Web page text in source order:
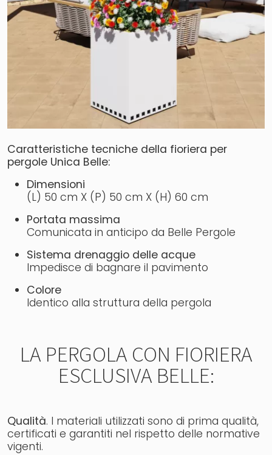
Caratteristiche tecniche della fioriera per
pergole Unica Belle:
Dimensioni
(L) 50 cm X (P) 50 cm X (H) 60 cm
Portata massima
Comunicata in anticipo da Belle Pergole
Sistema drenaggio delle acque
Impedisce di bagnare il pavimento
Colore
Identico alla struttura della pergola
LA PERGOLA CON FIORIERA
ESCLUSIVA BELLE:
Qualità. I materiali utilizzati sono di prima qualità,
certificati e garantiti nel rispetto delle normative
vigenti.